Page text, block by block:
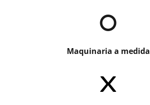
Maquinaria a medida